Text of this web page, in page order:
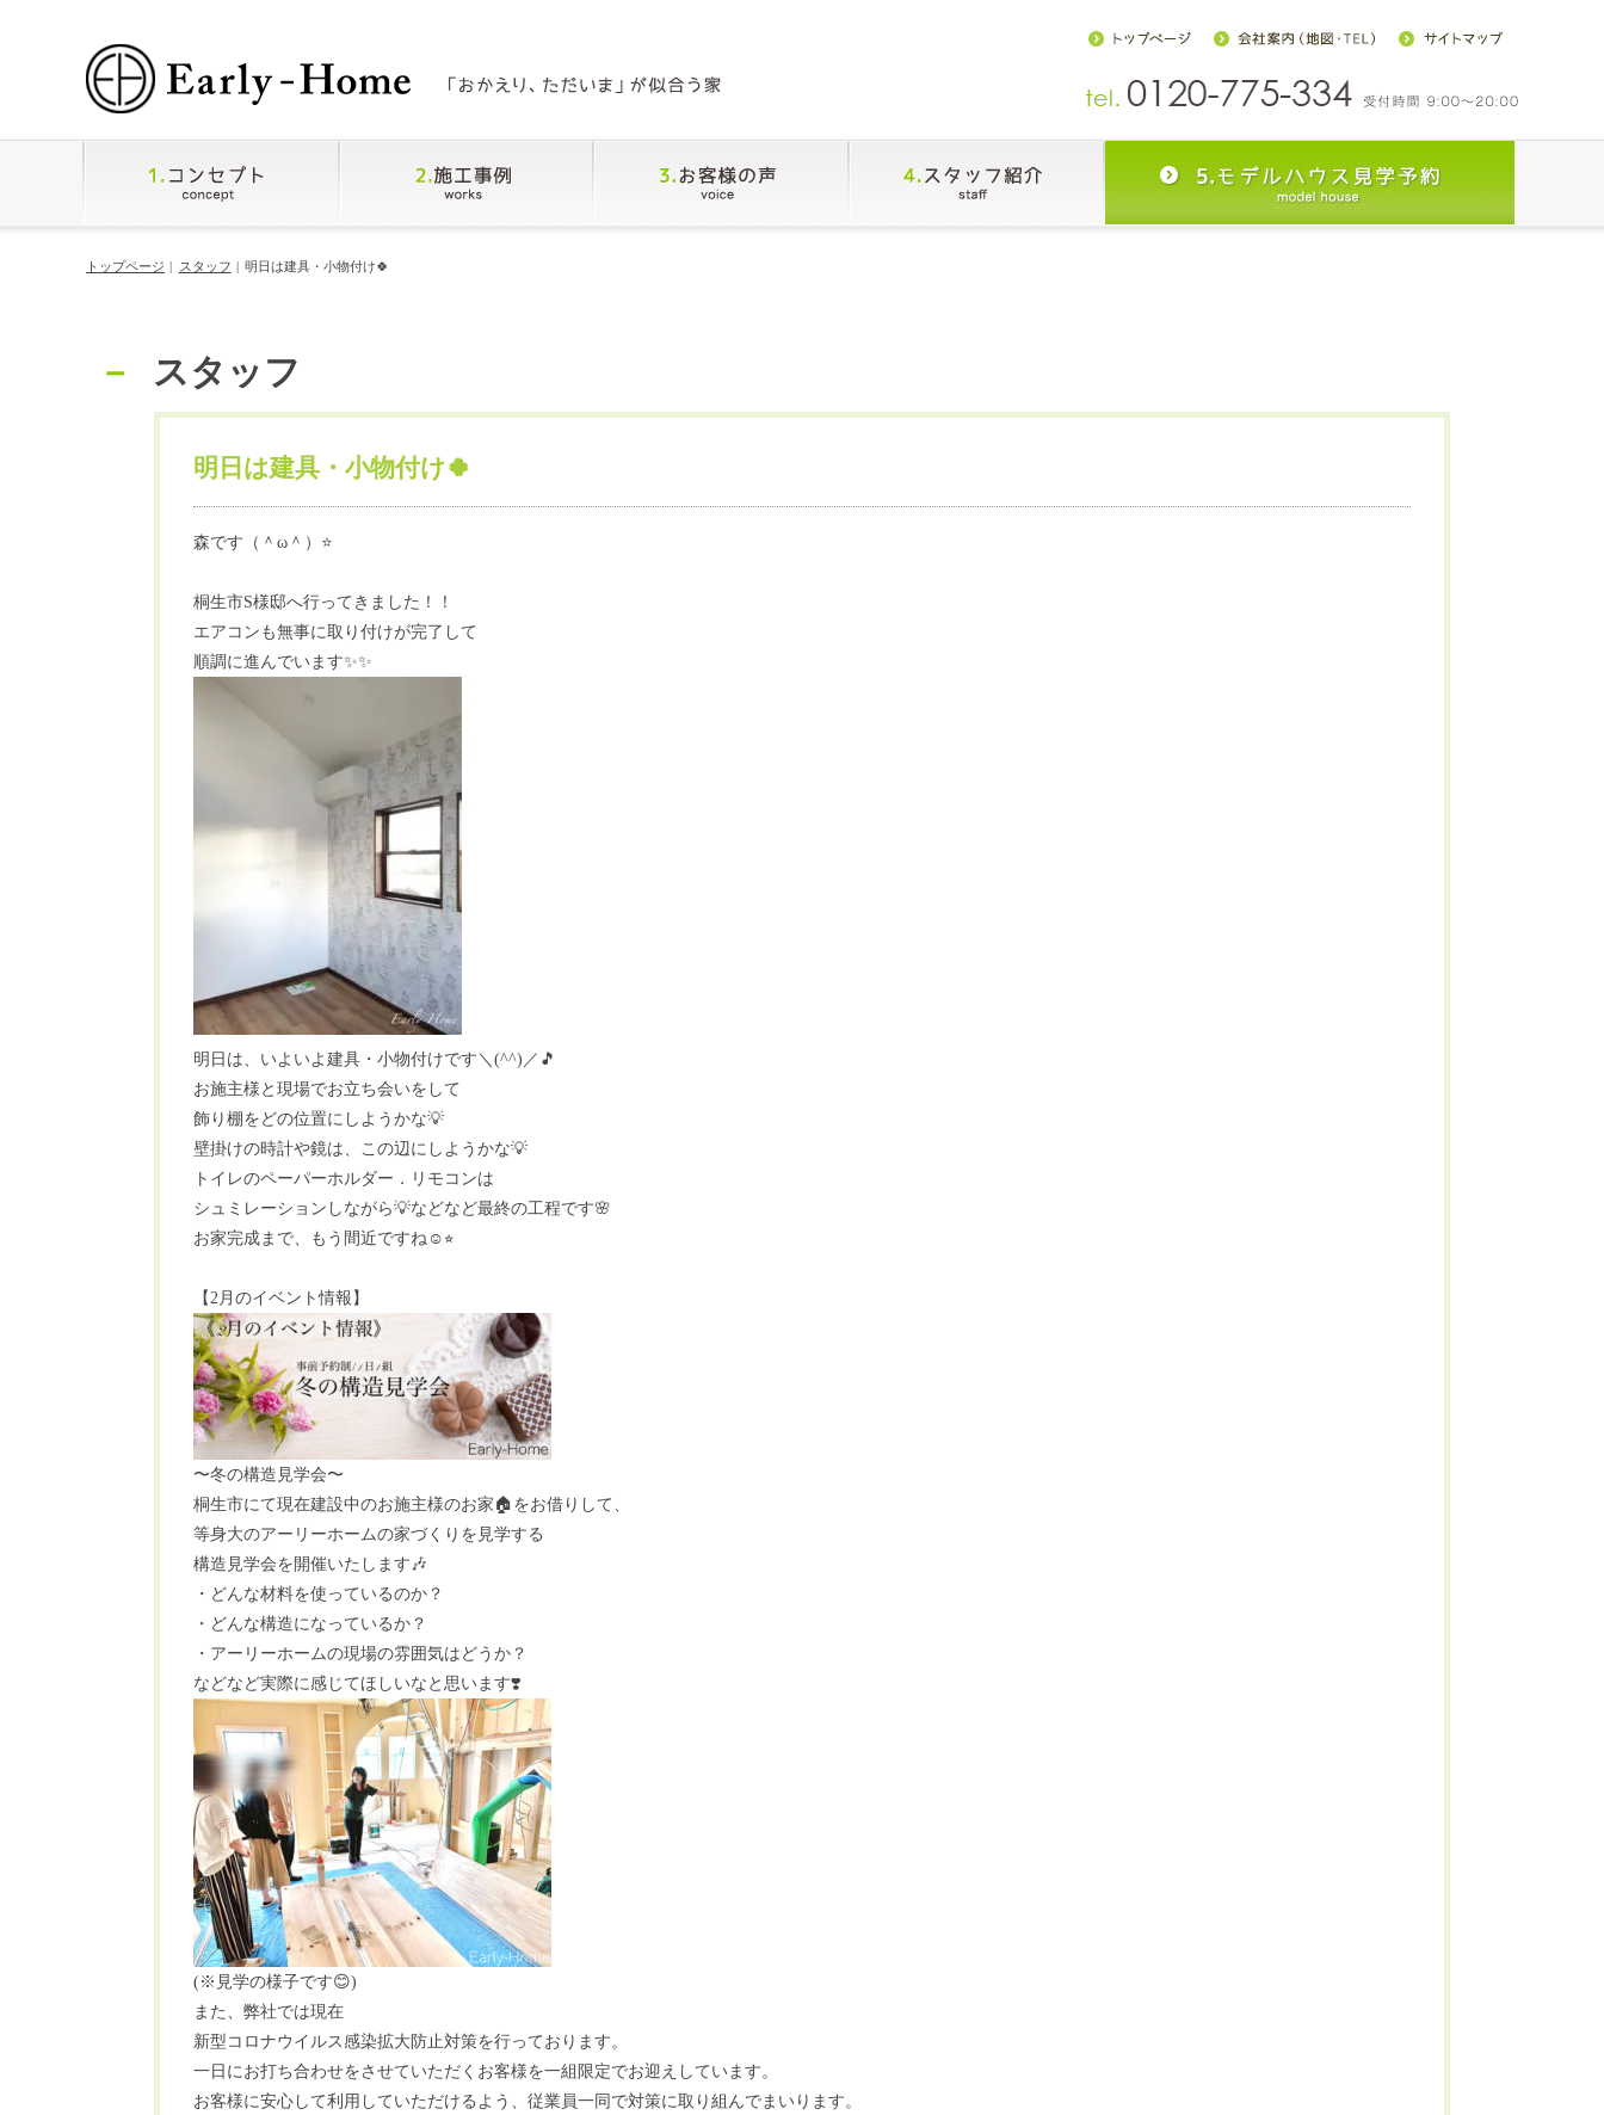
トップページ スタッフ 明日は建具・小物付け🍀
スタッフ
明日は建具・小物付け🍀
森です（＾ω ＾） ⭐️
桐生市S様邸へ行ってきました！！
エアコンも無事に取り付けが完了して
順調に進んでいます✨✨
明日は、いよいよ建具・小物付けです＼(^^) ／ 🎵
お施主様と現場でお立ち会いをして
飾り棚をどの位置にしようかな💡
壁掛けの時計や鏡は、この辺にしようかな💡
トイレのペーパーホルダー．リモコンは
シュミレーションしながら💡などなど最終の工程です🌸
お家完成まで、もう間近ですね ☺️⭐︎
【 2 月のイベント情報】
〜冬の構造見学会〜
桐生市にて現在建設中のお施主様のお家 🏠 をお借りして、
等身大のアーリーホームの家づくりを見学する
構造見学会を開催いたします 🎶
・どんな材料を使っているのか？
・どんな構造になっているか？
・アーリーホームの現場の雰囲気はどうか？
などなど実際に感じてほしいなと思います❣️
(※ 見学の様子です😊)
また、弊社では現在
新型コロナウイルス感染拡大防止対策を行っております。
一日にお打ち合わせをさせていただくお客様を一組限定でお迎えしています。
お客様に安心して利用していただけるよう、従業員一同で対策に取り組んでまいります。